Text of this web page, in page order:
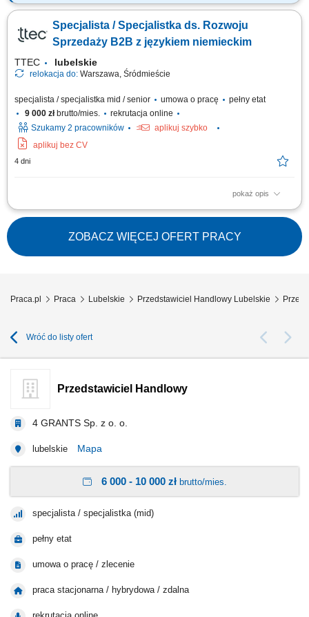
Twój zakres obowiązków: Aktywny kontakt z klientami sektora HoReCa
rozwój ich biznesu, ze szczególnym naciskiem na rozwiązania
zwiększające efektywność sprzedaży online (strony internetowe, systemy
Specjalista / Specjalistka ds. Rozwoju
Sprzedaży B2B z językiem niemieckim
TTEC lubelskie
relokacja do: Warszawa, Śródmieście
specjalista / specjalistka mid / senior umowa o pracę
pełny etat
9 000 złbrutto/mies.
rekrutacja online
Szukamy 2 pracowników
aplikuj szybko
aplikuj bez CV
4 dni
pokaż opis
Opis stanowiska wyszukiwanie i analizowanie potencjalnych klientów
biznesowych na wybranych rynkach, identyfikowanie nowych szans
sprzedażowych oraz kwalifikowanie leadów dla zespołu handlowego,
prowadzenie pierwszego kontaktu z potencjalnymi klientami i badanie ich
potrzeb biznesowych,...
ZOBACZ WIĘCEJ OFERT PRACY
Praca.pl Praca Lubelskie Przedstawiciel Handlowy Lubelskie
Wróć do listy ofert
Przedstawiciel Handlowy
4 GRANTS Sp. z o. o.
lubelskie Mapa
6 000 - 10 000 złbrutto/mies.
specjalista / specjalistka (mid)
pełny etat
umowa o pracę / zlecenie
praca stacjonarna / hybrydowa / zdalna